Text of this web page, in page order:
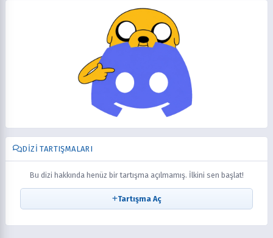
DIZI TARTIŞMALARI
Bu dizi hakkında henüz bir tartışma açılmamış. İlkini sen başlat!
Tartışma Aç